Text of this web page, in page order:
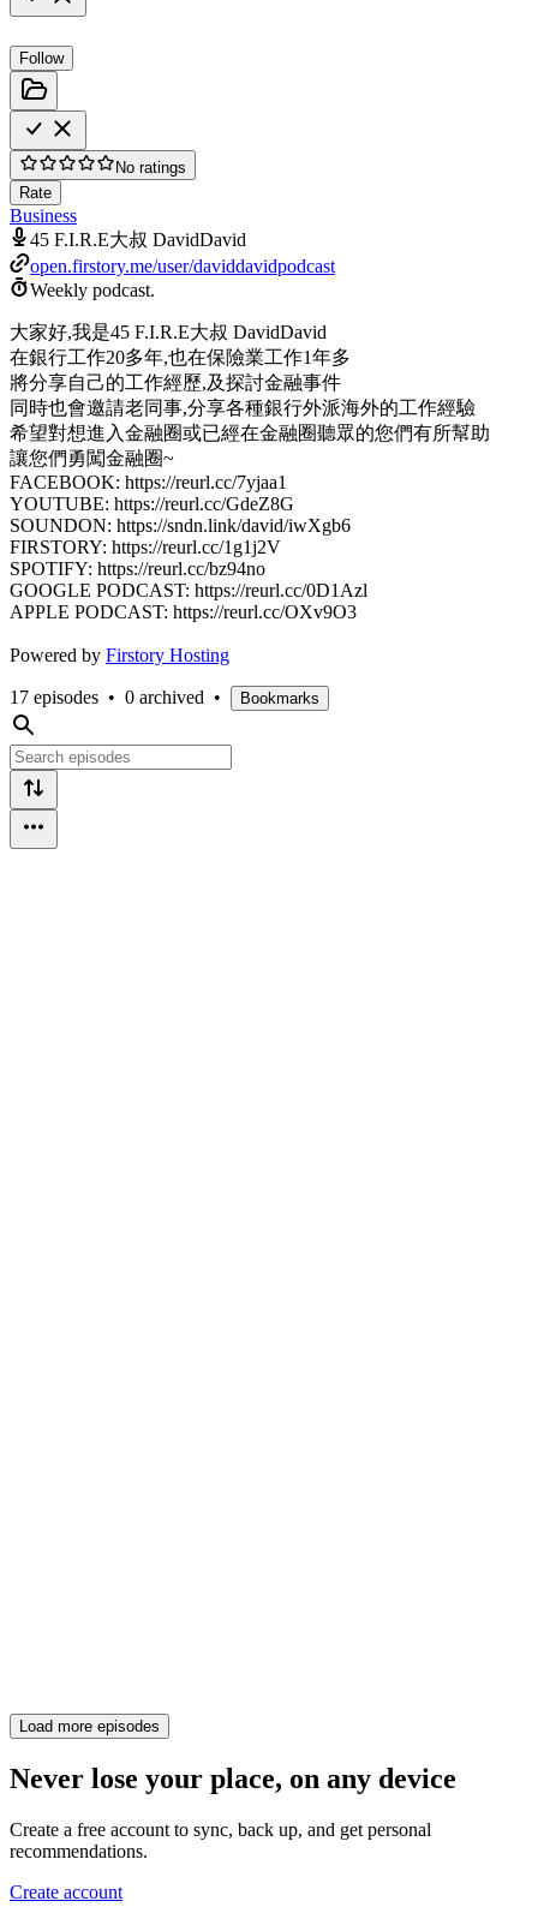
Follow
No ratings
Rate
Business
45 F.I.R.E大叔 DavidDavid
open.firstory.me/user/daviddavidpodcast
Weekly podcast.
大家好,我是45 F.I.R.E大叔 DavidDavid
在銀行工作20多年,也在保險業工作1年多
將分享自己的工作經歷,及探討金融事件
同時也會邀請老同事,分享各種銀行外派海外的工作經驗
希望對想進入金融圈或已經在金融圈聽眾的您們有所幫助
讓您們勇闖金融圈~
FACEBOOK: https://reurl.cc/7yjaa1
YOUTUBE: https://reurl.cc/GdeZ8G
SOUNDON: https://sndn.link/david/iwXgb6
FIRSTORY: https://reurl.cc/1g1j2V
SPOTIFY: https://reurl.cc/bz94no
GOOGLE PODCAST: https://reurl.cc/0D1Azl
APPLE PODCAST: https://reurl.cc/OXv9O3
Powered by Firstory Hosting
17 episodes • 0 archived • Bookmarks
Load more episodes
Never lose your place, on any device
Create a free account to sync, back up, and get personal
recommendations.
Create account